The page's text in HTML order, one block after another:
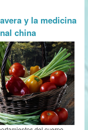
y la medicina
china